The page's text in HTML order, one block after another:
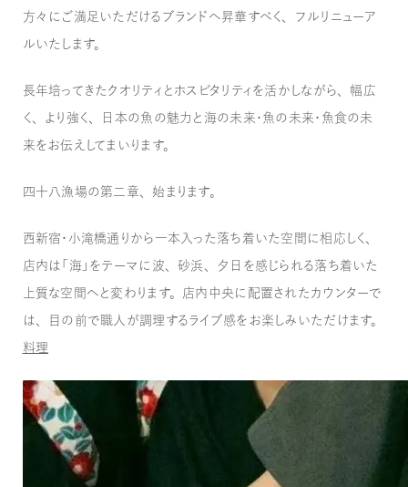
方々にご満足いただけるブランドへ昇華すべく、フルリニューア
ルいたします。
長年培ってきたクオリティとホスピタリティを活かしながら、幅広
く、より強く、日本の魚の魅力と海の未来・魚の未来・魚食の未
来をお伝えしてまいります。
四十八漁場の第二章、始まります。
西新宿・小滝橋通りから一本入った落ち着いた空間に相応しく、
店内は「海」をテーマに波、砂浜、夕日を感じられる落ち着いた
上質な空間へと変わります。店内中央に配置されたカウンターで
は、目の前で職人が調理するライブ感をお楽しみいただけます。
料理